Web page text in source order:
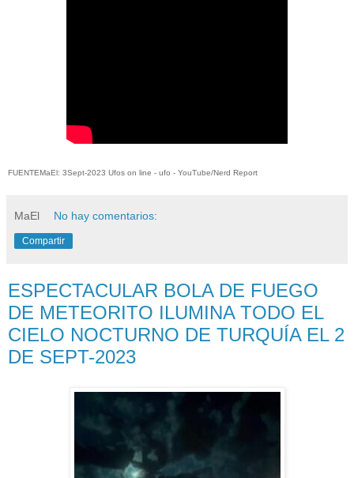
FUENTEMaEl: 3Sept-2023 Ufos on line - ufo - YouTube/Nerd Report
MaEl No hay comentarios:
Compartir
ESPECTACULAR BOLA DE FUEGO
DE METEORITO ILUMINA TODO EL
CIELO NOCTURNO DE TURQUÍA EL 2
DE SEPT-2023